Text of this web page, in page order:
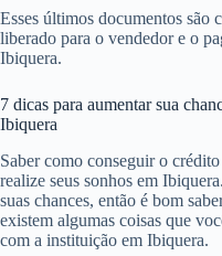
Esses últimos documentos
liberado para o vendedor e o
Ibiquera.
7 dicas para aumentar sua
Ibiquera
Saber como conseguir o
realize seus sonhos em
suas chances, então é bom
existem algumas coisas que
com a instituição em Ibiquera.